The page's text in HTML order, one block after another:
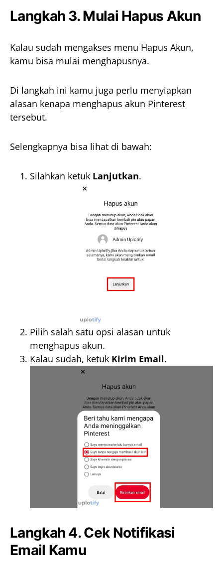
Langkah 3. Mulai Hapus Akun
Kalau sudah mengakses menu Hapus Akun,
kamu bisa mulai menghapusnya.
Di langkah ini kamu juga perlu menyiapkan
alasan kenapa menghapus akun Pinterest
tersebut.
Selengkapnya bisa lihat di bawah:
Silahkan ketuk Lanjutkan.
Pilih salah satu opsi alasan untuk
menghapus akun.
Kalau sudah, ketuk Kirim Email.
Langkah 4. Cek Notifikasi
Email Kamu